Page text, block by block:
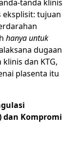
tanda klinis
eksplisit: tujuan
hanya untuk
dugaan
dan KTG,
plasenta itu
dan Kompromi